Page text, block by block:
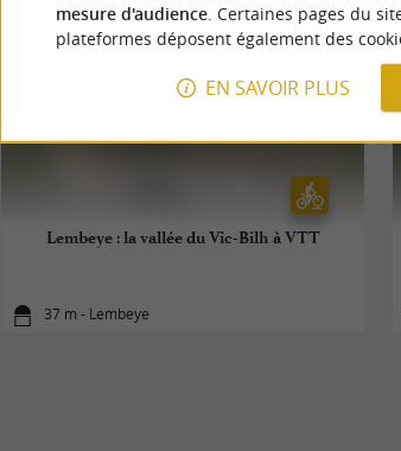
Lembeye : la vallée du Vic-Bilh à VTT
37 m - Lembeye
mesure d'audience. Certaines pages du
plateformes déposent également des
EN SAVOIR PLUS